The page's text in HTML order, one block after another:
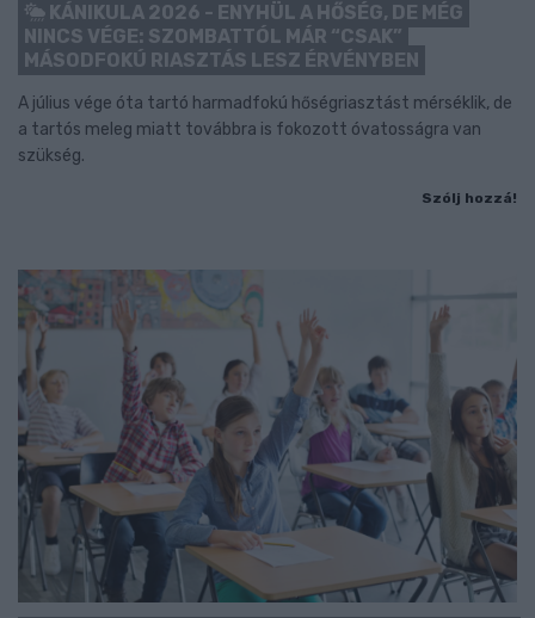
KÁNIKULA 2026 - ENYHÜL A HŐSÉG, DE MÉG
NINCS VÉGE: SZOMBATTÓL MÁR “CSAK”
MÁSODFOKÚ RIASZTÁS LESZ ÉRVÉNYBEN
A július vége óta tartó harmadfokú hőségriasztást mérséklik, de
a tartós meleg miatt továbbra is fokozott óvatosságra van
szükség.
Szólj hozzá!